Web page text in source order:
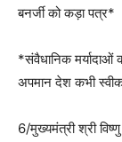
बनर्जी को कड़ा पत्र*
*संवैधानिक मर्यादाओं
अपमान देश कभी
6/मुख्यमंत्री श्री